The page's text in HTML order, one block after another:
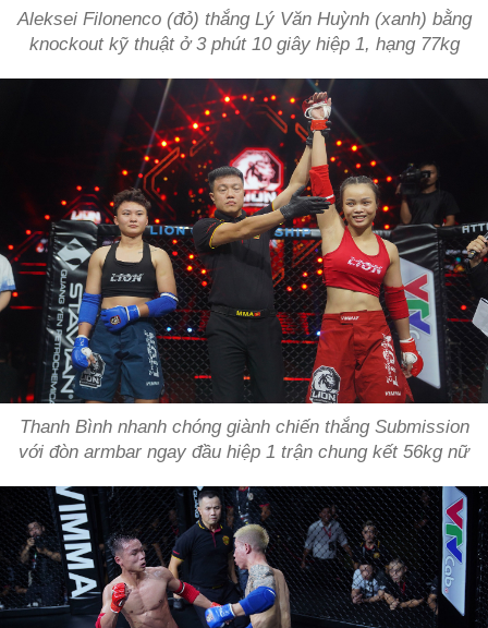
Aleksei Filonenco (đỏ) thắng Lý Văn Huỳnh (xanh) bằng
knockout kỹ thuật ở 3 phút 10 giây hiệp 1, hạng 77kg
Thanh Bình nhanh chóng giành chiến thắng Submission
với đòn armbar ngay đầu hiệp 1 trận chung kết 56kg nữ